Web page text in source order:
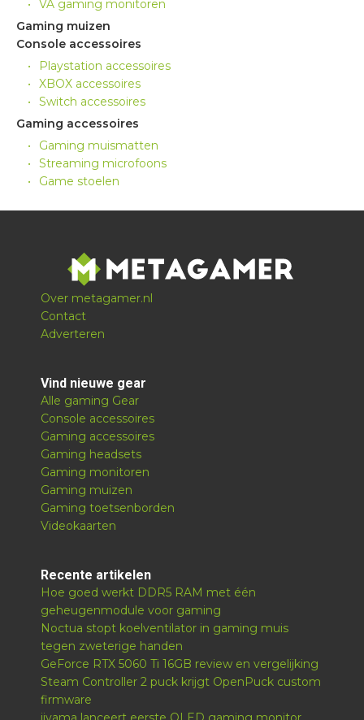
VA gaming monitoren
Gaming muizen
Console accessoires
Playstation accessoires
XBOX accessoires
Switch accessoires
Gaming accessoires
Gaming muismatten
Streaming microfoons
Game stoelen
Over metagamer.nl
Contact
Adverteren
Vind nieuwe gear
Alle gaming Gear
Console accessoires
Gaming accessoires
Gaming headsets
Gaming monitoren
Gaming muizen
Gaming toetsenborden
Videokaarten
Recente artikelen
Hoe goed werkt DDR5 RAM met één
geheugenmodule voor gaming
Noctua stopt koelventilator in gaming muis
tegen zweterige handen
GeForce RTX 5060 Ti 16GB review en vergelijking
Steam Controller 2 puck krijgt OpenPuck custom
firmware